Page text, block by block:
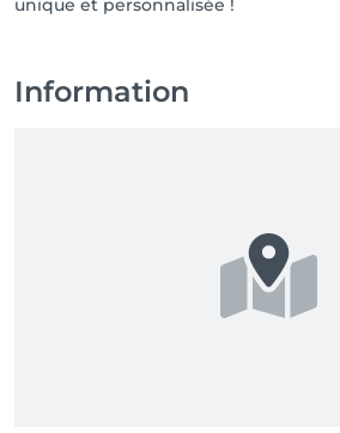
unique et personnalisée !
Information